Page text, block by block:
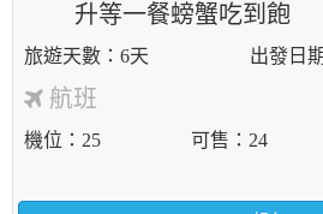
升等一餐螃蟹吃到飽
6天
航班
機位 25 可售 24